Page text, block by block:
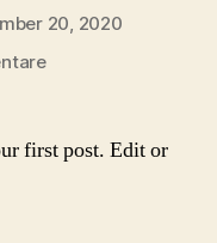
20, 2020
zu
first post. Edit or